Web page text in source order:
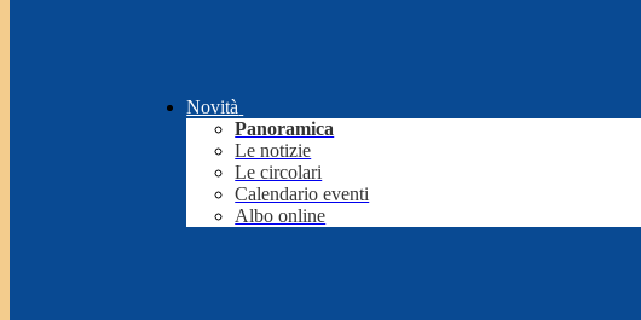
Novità
Panoramica
Le notizie
Le circolari
Calendario eventi
Albo online